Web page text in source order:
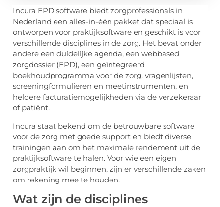
Incura EPD software biedt zorgprofessionals in
Nederland een alles-in-één pakket dat speciaal is
ontworpen voor praktijksoftware en geschikt is voor
verschillende disciplines in de zorg. Het bevat onder
andere een duidelijke agenda, een webbased
zorgdossier (EPD), een geïntegreerd
boekhoudprogramma voor de zorg, vragenlijsten,
screeningformulieren en meetinstrumenten, en
heldere facturatiemogelijkheden via de verzekeraar
of patiënt.
Incura staat bekend om de betrouwbare software
voor de zorg met goede support en biedt diverse
trainingen aan om het maximale rendement uit de
praktijksoftware te halen. Voor wie een eigen
zorgpraktijk wil beginnen, zijn er verschillende zaken
om rekening mee te houden.
Wat zijn de disciplines